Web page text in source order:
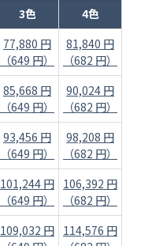
3色 4色
77,880 円
（649 円）
81,840 円
（682 円）
85,668 円
（649 円）
90,024 円
（682 円）
93,456 円
（649 円）
98,208 円
（682 円）
101,244 円
（649 円）
106,392 円
（682 円）
109,032 円 114,576 円